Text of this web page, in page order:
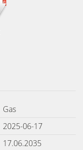
Gas
2025-06-17
17.06.2035